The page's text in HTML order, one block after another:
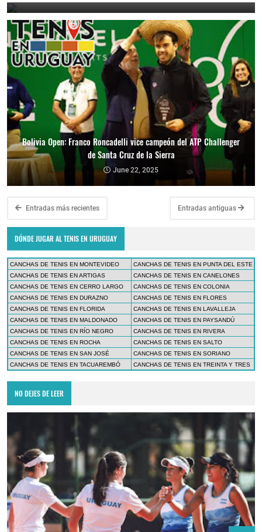
Bolivia Open: Franco Roncadelli vice campeón del ATP Challenger
de Santa Cruz de la Sierra
June 22, 2025
Entradas más recientes Entradas antiguas
DÓNDE JUGAR AL TENIS EN URUGUAY
CANCHAS DE TENIS EN MONTEVIDEO
CANCHAS DE TENIS EN PUNTA DEL ESTE
CANCHAS DE TENIS EN ARTIGAS
CANCHAS DE TENIS EN CANELONES
CANCHAS DE TENIS EN CERRO LARGO
CANCHAS DE TENIS EN COLONIA
CANCHAS DE TENIS EN DURAZNO
CANCHAS DE TENIS EN FLORES
CANCHAS DE TENIS EN FLORIDA
CANCHAS DE TENIS EN LAVALLEJA
CANCHAS DE TENIS EN MALDONADO
CANCHAS DE TENIS EN PAYSANDÚ
CANCHAS DE TENIS EN RÍO NEGRO
CANCHAS DE TENIS EN RIVERA
CANCHAS DE TENIS EN ROCHA
CANCHAS DE TENIS EN SALTO
CANCHAS DE TENIS EN SAN JOSÉ
CANCHAS DE TENIS EN SORIANO
CANCHAS DE TENIS EN TACUAREMBÓ
CANCHAS DE TENIS EN TREINTA Y TRES
NO DEJES DE LEER